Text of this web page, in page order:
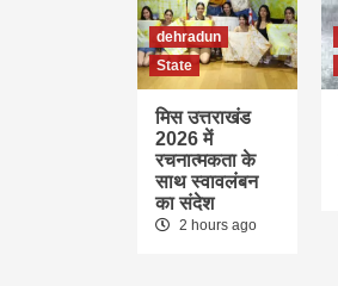
dehradun
State
मिस उत्तराखंड
2026 में
रचनात्मकता के
साथ स्वावलंबन
का संदेश
2 hours ago